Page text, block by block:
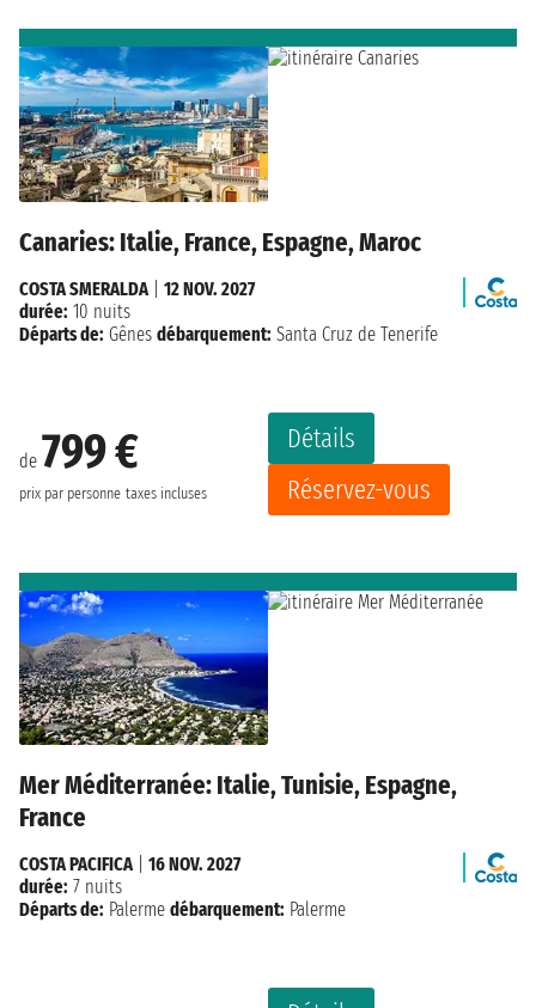
Canaries: Italie, France, Espagne, Maroc
de 799 €
prix par personne taxes incluses
Détails
Réservez-vous
COSTA SMERALDA| 12 NOV. 2027
durée: 10 nuits
Départs de: Gênes débarquement: Santa Cruz de Tenerife
Mer Méditerranée: Italie, Tunisie, Espagne,
France
COSTA PACIFICA| 16 NOV. 2027
durée: 7 nuits
Départs de: Palerme débarquement: Palerme